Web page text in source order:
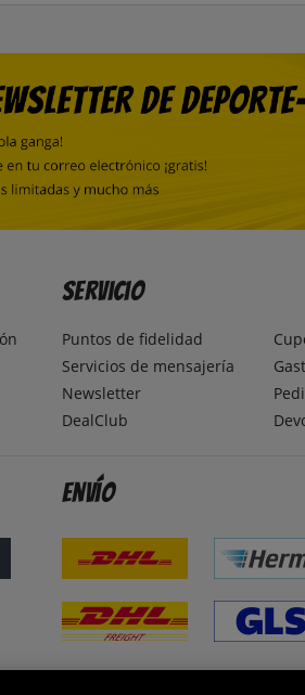
Servicio
Puntos de fidelidad
Servicios de mensajería
Newsletter
DealClub
Envío